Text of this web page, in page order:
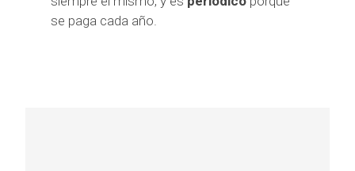
se paga cada año.